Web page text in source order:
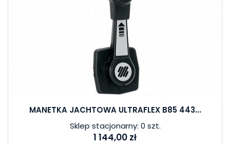
MANETKA JACHTOWA ULTRAFLEX B85 443...
Sklep stacjonarny: 0 szt.
1 144,00 zł